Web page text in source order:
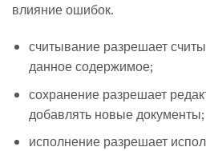
влияние ошибок.
считывание разрешает
данное содержимое;
сохранение разрешает
добавлять новые документы;
исполнение разрешает